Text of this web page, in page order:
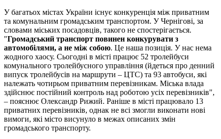
У багатьох містах України існує конкуренція між приватним
та комунальним громадським транспортом. У Чернігові, за
словами міських посадовців, такого не спостерігається.
"Громадський транспорт повинен конкурувати з
автомобілями, а не між собою. Це наша позиція. У нас нема
жодного хаосу. Сьогодні в місті працює 52 тролейбуси
комунального тролейбусного управління (йдеться про денний
випуск тролейбусів на маршрути – ЦТС) та 93 автобуси, які
належать чотирьом приватним перевізникам. Міська влада
здійснює постійний контроль над роботою усіх перевізників",
– пояснює Олександр Рижий. Раніше в місті працювало 13
приватних перевізників, однак не всі змогли виконати нові
вимоги, які місто висунуло в межах описаних змін
громадського транспорту.